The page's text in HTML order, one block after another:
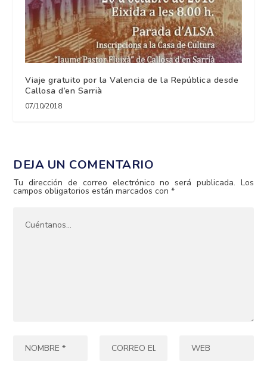
Viaje gratuito por la Valencia de la República desde
Callosa d’en Sarrià
07/10/2018
DEJA UN COMENTARIO
Tu dirección de correo electrónico no será publicada. Los
campos obligatorios están marcados con*